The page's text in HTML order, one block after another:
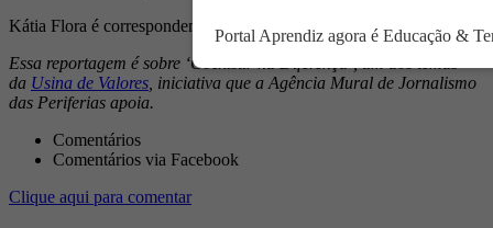
Kátia Flora é correspondente de São Bernardo do Campo
Essa reportagem é sobre ‘Coexistir na Diferença’, um dos temas
da Usina de Valores , iniciativa que a Agência Mural de Jornalismo
das Periferias apoia.
Comentários
Comentários via Facebook
Clique aqui para comentar
Portal Aprendiz agora é Educação &